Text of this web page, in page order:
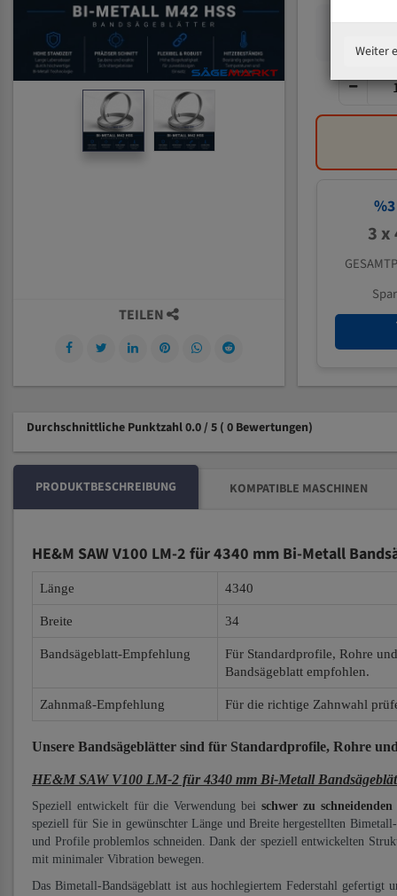
%3
3 x
TEILEN
Durchschnittliche Punktzahl 0.0 / 5 ( 0 Bewertungen)
PRODUKTBESCHREIBUNG KOMPATIBLE MASCHINEN
HE&M SAW V100 LM-2 für 4340 mm Bi-Metall
Länge 4340
Breite 34
Bandsägeblatt-Empfehlung
Für Standardprofile, Rohre
Bandsägeblatt empfohlen.
Zahnmaß-Empfehlung Für die richtige Zahnwahl
Unsere Bandsägeblätter sind für Standardprofile, Rohre
HE&M SAW V100 LM-2 für 4340 mm Bi-Metall
Speziell entwickelt für die Verwendung bei schwer zu
speziell für Sie in gewünschter Länge und Breite hergestellten
und Profile problemlos schneiden. Dank der speziell entwickelten
mit minimaler Vibration bewegen.
Das Bimetall-Bandsägeblatt ist aus hochlegiertem Federstahl
Weiter